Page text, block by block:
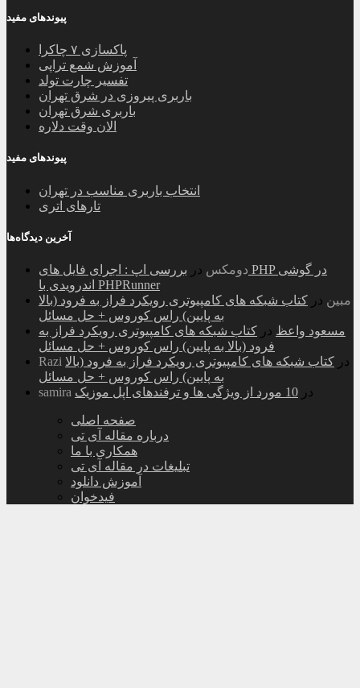
پیوندهای مفید
پاکسازی ۷ چاکرا
آموزش شمع تراپی
تفسیر چارت تولد
باربری پیروزی در شرق تهران
باربری شرق تهران
الان وقت دلاره
پیوندهای مفید
انتخاب باربری مناسب در تهران
تارهای اتری
آخرین دیدگاه‌ها
دومکس در بررسی اپ : اجرای فایل های PHP در گوشی
اندرویدی با PHPRunner
مبین در کتاب شبکه های کامپیوتری رویکرد فراز به فرود (بالا
به پایین) راس کوروس + حل مسائل
مسعود واعظ در کتاب شبکه های کامپیوتری رویکرد فراز به
فرود (بالا به پایین) راس کوروس + حل مسائل
Razi
در کتاب شبکه های کامپیوتری رویکرد فراز به فرود (بالا
به پایین) راس کوروس + حل مسائل
samira
در 10 مورد از ویژگی ها و ترفندهای اپل موزیک
صفحه اصلی
درباره مقاله آی تی
همکاری با ما
تبلیغات در مقاله آی تی
آموزش دانلود
فیدخوان